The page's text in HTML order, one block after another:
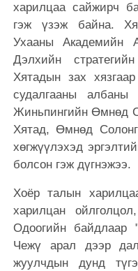
харилцаа сайжирч
гэж үзэж байна.
Ухааны Академийн
Дэлхийн
Хятадын зах
судалгааны
Жиньпингийн Өмнөд
Хятад, Өмнөд
хөгжүүлэхэд
болсон гэж дүгнэжээ.
Хоёр талын
харилцан
Одоогийн байдлаар
Чежү арал дээр
жуулчдын дунд